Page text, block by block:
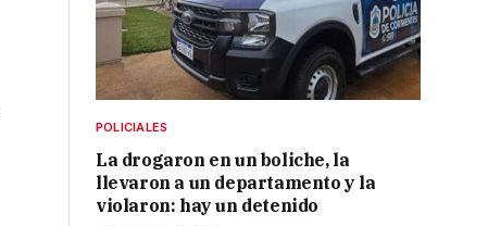
POLICIALES
La drogaron en un boliche, la
llevaron a un departamento y la
violaron: hay un detenido